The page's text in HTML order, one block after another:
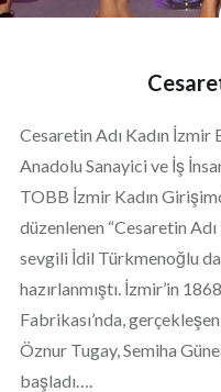
Cesaretin Adı Kadın
Anadolu Sanayici ve İş
TOBB İzmir Kadın
düzenlenen “Cesaretin
sevgili İdil Türkmenoğlu
hazırlanmıştı. İzmir’in
Fabrikası’nda,
Öznur Tugay, Semiha
başladı….